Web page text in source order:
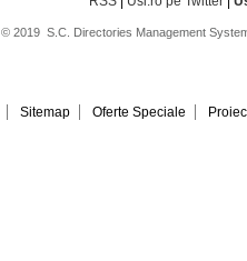
© 2019 S.C. Directories Management
Sitemap Oferte Speciale